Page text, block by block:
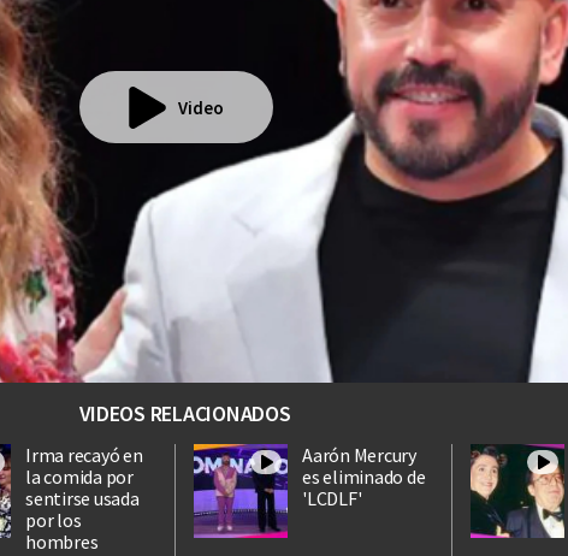
Video
VIDEOS RELACIONADOS
Irma recayó en
la comida por
sentirse usada
por los
hombres
Aarón Mercury
es eliminado de
'LCDLF'